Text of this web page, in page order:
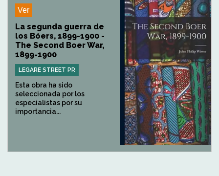
Ver
La segunda guerra de
los Bóers, 1899-1900 -
The Second Boer War,
1899-1900
LEGARE STREET PR
Esta obra ha sido
seleccionada por los
especialistas por su
importancia...